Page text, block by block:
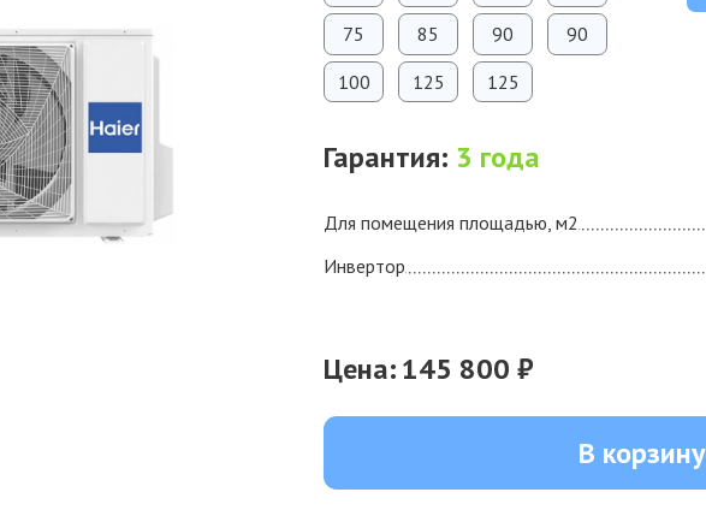
75
85 90
90
100
125 125
Гарантия: 3 года
Для помещения площадью, м2
Инвертор
Цена:145 800 ₽
В корзину